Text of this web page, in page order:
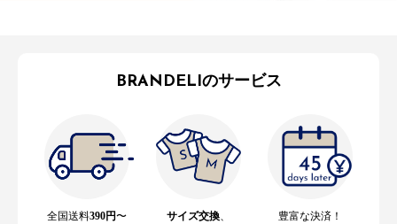
BRANDELIのサービス
全国送料390円〜
サイズ交換
豊富な決済！